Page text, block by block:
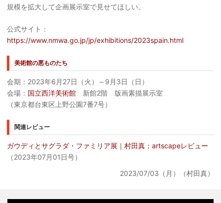
規模を拡大して企画展示室で見せてほしい。
公式サイト：
https://www.nmwa.go.jp/jp/exhibitions/2023spain.html
美術館の悪ものたち
会期：2023年6月27日（火）～9月3日（日）
会場： 国立西洋美術館 新館2階 版画素描展示室
（東京都台東区上野公園7番7号）
関連レビュー
ガウディとサグラダ・ファミリア展｜村田真：artscapeレビュー
（2023年07月01日号）
2023/07/03（月）（村田真）